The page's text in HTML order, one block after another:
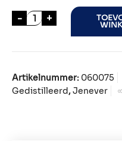
- OLIFANT
+
Artikelnummer: 060075
Gedistilleerd,Jenever